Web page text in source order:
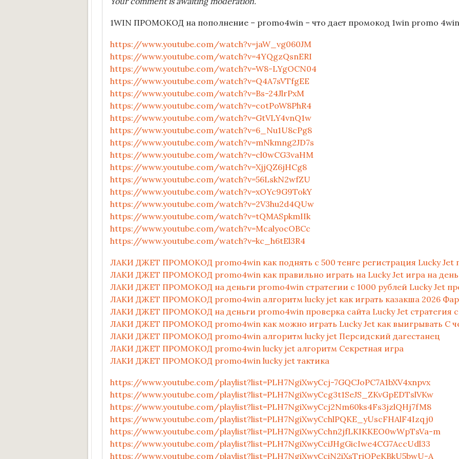
1WIN ПРОМОКОД на пополнение – promo4win – что дает промокод 1win promo 4win
https://www.youtube.com/watch?v=jaW_vg060JM
https://www.youtube.com/watch?v=4YQgzQsnERI
https://www.youtube.com/watch?v=W8-LYgOCN04
https://www.youtube.com/watch?v=Q4A7sVTfgEE
https://www.youtube.com/watch?v=Bs-24JlrPxM
https://www.youtube.com/watch?v=cotPoW8PhR4
https://www.youtube.com/watch?v=GtVLY4vnQ1w
https://www.youtube.com/watch?v=6_Nu1U8cPg8
https://www.youtube.com/watch?v=mNkmng2JD7s
https://www.youtube.com/watch?v=cl0wCG3vaHM
https://www.youtube.com/watch?v=XjjQZ6jHCg8
https://www.youtube.com/watch?v=56LskN2wfZU
https://www.youtube.com/watch?v=xOYc9G9TokY
https://www.youtube.com/watch?v=2V3hu2d4QUw
https://www.youtube.com/watch?v=tQMASpkmIIk
https://www.youtube.com/watch?v=McalyocOBCc
https://www.youtube.com/watch?v=kc_h6tEl3R4
ЛАКИ ДЖЕТ ПРОМОКОД promo4win как поднять с 500 тенге регистрация Lucky Jet
ЛАКИ ДЖЕТ ПРОМОКОД promo4win как правильно играть на Lucky Jet игра на
ЛАКИ ДЖЕТ ПРОМОКОД на деньги promo4win стратегии с 1000 рублей Lucky Jet
ЛАКИ ДЖЕТ ПРОМОКОД promo4win алгоритм lucky jet как играть казакша 2026
ЛАКИ ДЖЕТ ПРОМОКОД на деньги promo4win проверка сайта Lucky Jet стратегия с
ЛАКИ ДЖЕТ ПРОМОКОД promo4win как можно играть Lucky Jet как выигрывать С
ЛАКИ ДЖЕТ ПРОМОКОД promo4win алгоритм lucky jet Персидский дагестанец
ЛАКИ ДЖЕТ ПРОМОКОД promo4win lucky jet алгоритм Секретная игра
ЛАКИ ДЖЕТ ПРОМОКОД promo4win lucky jet тактика
https://www.youtube.com/playlist?list=PLH7NgiXwyCcj-7GQCJoPC7A1bXV4xnpvx
https://www.youtube.com/playlist?list=PLH7NgiXwyCcg3t1SeJS_ZKvGpEDTslVKw
https://www.youtube.com/playlist?list=PLH7NgiXwyCcj2Nm60ks4Fs3jzlQHj7fM8
https://www.youtube.com/playlist?list=PLH7NgiXwyCchlPQKE_yUscFHAlF4Izqj0
https://www.youtube.com/playlist?list=PLH7NgiXwyCchn2jfLKIKKEO0wWpTsVa-m
https://www.youtube.com/playlist?list=PLH7NgiXwyCciJHgGicIwe4CG7AccUdl33
https://www.youtube.com/playlist?list=PLH7NgiXwyCciN2iXsTriOPeKBkU5bwU-A